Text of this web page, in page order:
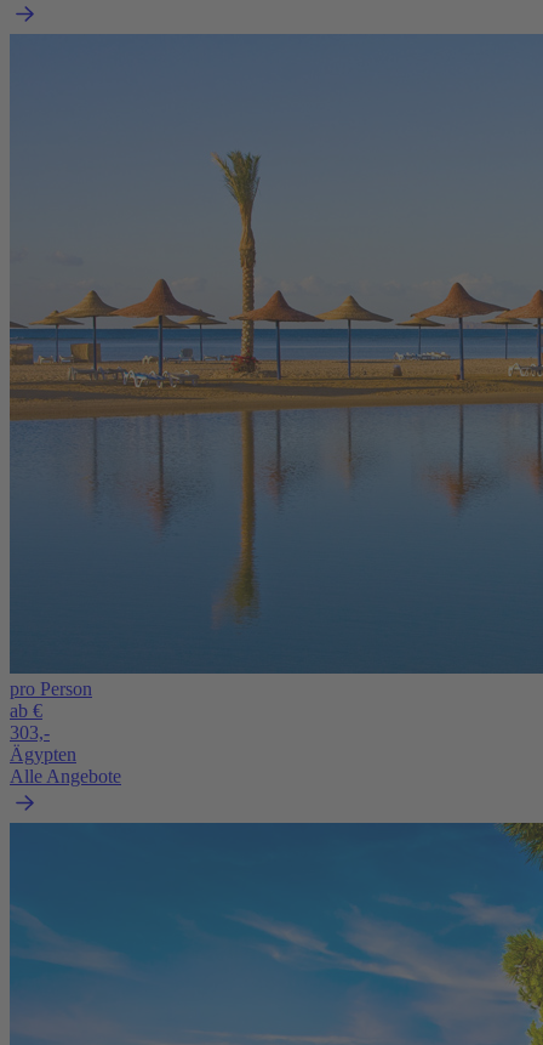
pro Person
ab €
303,-
Ägypten
Alle Angebote